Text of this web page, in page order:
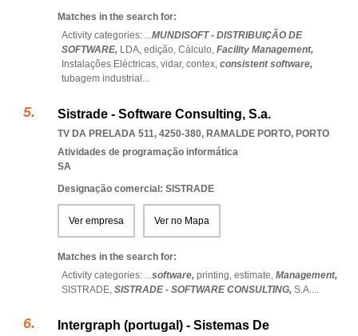
Matches in the search for:
Activity categories: ...MUNDISOFT - DISTRIBUIÇÃO DE
SOFTWARE, LDA, edição, Cálculo, Facility Management,
Instalações Eléctricas, vidar, contex, consistent software,
tubagem industrial ...
Sistrade - Software Consulting, S.a.
TV DA PRELADA 511, 4250-380, RAMALDE PORTO, PORTO
Atividades de programação informática
SA
Designação comercial: SISTRADE
Ver empresa Ver no Mapa
Matches in the search for:
Activity categories: ...software, printing, estimate, Management,
SISTRADE, SISTRADE - SOFTWARE CONSULTING, S.A....
Intergraph (portugal) - Sistemas De